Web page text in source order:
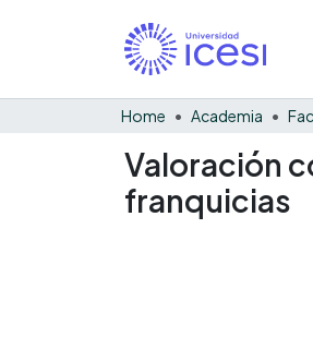
Home Academia
Valoración
franquicias